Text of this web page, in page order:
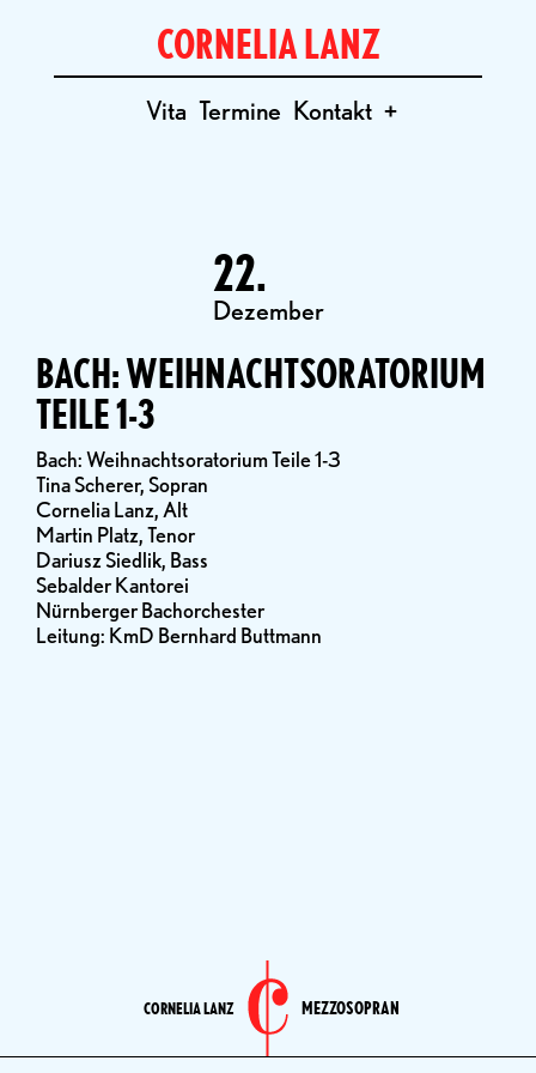
CORNELIA LANZ
Vita Termine Kontakt +
22.
Dezember
BACH: WEIHNACHTSORATORIUM
TEILE 1-3
Bach: Weihnachtsoratorium Teile 1-3
Tina Scherer, Sopran
Cornelia Lanz, Alt
Martin Platz, Tenor
Dariusz Siedlik, Bass
Sebalder Kantorei
Nürnberger Bachorchester
Leitung: KmD Bernhard Buttmann
CORNELIA LANZ MEZZOSOPRAN